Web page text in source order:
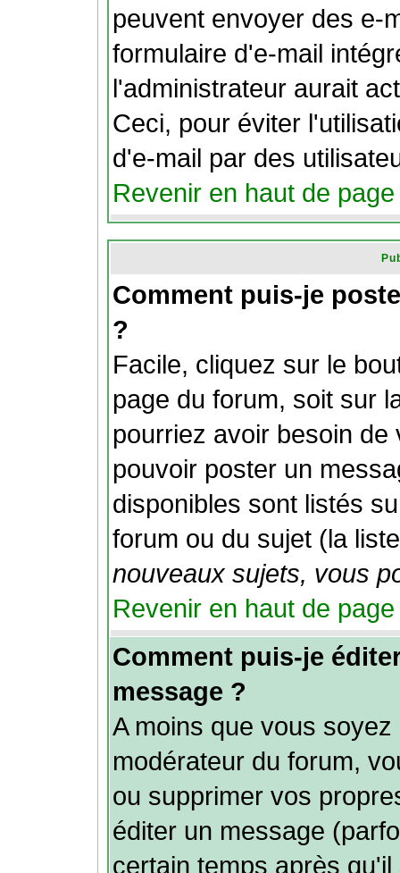
peuvent envoyer des e-
formulaire d'e-mail
l'administrateur aurait
Ceci, pour éviter
d'e-mail par des
Revenir en haut de page
Comment puis-je
?
Facile, cliquez sur le
page du forum, soit sur
pourriez avoir besoin
pouvoir poster un
disponibles sont listés
forum ou du sujet (la
nouveaux sujets, vous
Revenir en haut de page
Comment puis-je
message ?
A moins que vous
modérateur du forum,
ou supprimer vos
éditer un message
certain temps après